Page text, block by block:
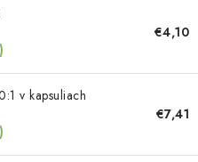
Vernostný program
€4,10
v kapsuliach
€7,41